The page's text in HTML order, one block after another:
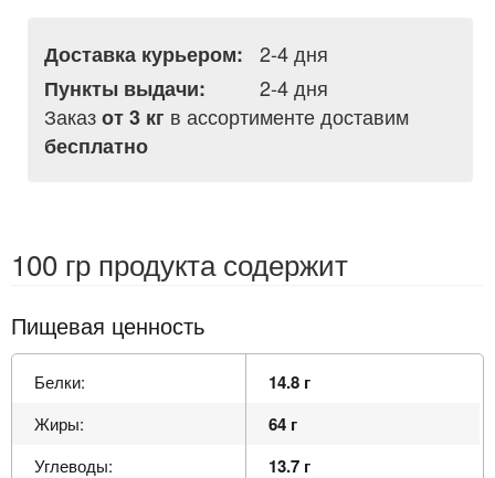
Доставка курьером:
2-4 дня
Пункты выдачи:
2-4 дня
Заказот 3 кг в ассортименте доставим
бесплатно
100 гр продукта содержит
Пищевая ценность
Белки: 14.8 г
Жиры: 64 г
Углеводы: 13.7 г